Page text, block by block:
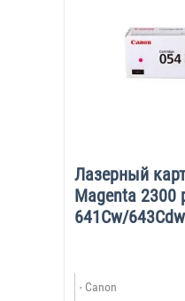
Лазерный
Magenta 2300
641Cw/
Canon